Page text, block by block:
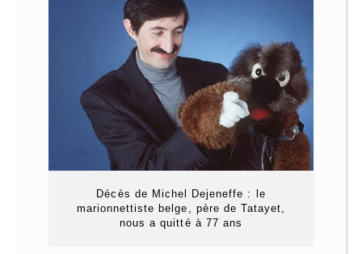
Décès de Michel Dejeneffe : le
marionnettiste belge, père de Tatayet,
nous a quitté à 77 ans